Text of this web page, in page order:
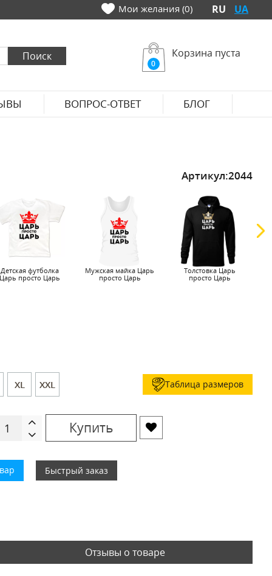
Мои желания (0) RU UA
0
Корзина пуста
ВОПРОС-ОТВЕТ БЛОГ
Артикул:2044
Детская футболка
Царь просто Царь
Мужская майка Царь
просто Царь
Толстовка Царь
просто Царь
XL XXL Таблица размеров
Купить
Быстрый заказ
Отзывы о товаре